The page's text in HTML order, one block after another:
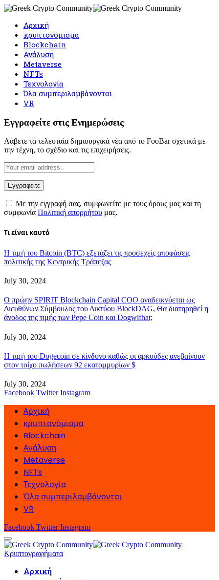
Αρχική
κρυπτονόμισμα
Blockchain
Ανάλυση
Metaverse
NFTs
Τεχνολογία
Όλα συμπεριλαμβάνονται
VR
Εγγραφείτε στις Ενημερώσεις
Λάβετε τα τελευταία δημιουργικά νέα από το FooBar σχετικά με
την τέχνη, το σχέδιο και τις επιχειρήσεις.
Με την εγγραφή σας, συμφωνείτε με τους όρους μας και τη
συμφωνία Πολιτική απορρήτου μας.
Τι είναι καυτό
Η τιμή του Bitcoin (BTC) εξετάζει τις προσεχείς αποφάσεις
πολιτικής της Κεντρικής Τράπεζας
July 30, 2024
Ο πρώην SPIRIT Blockchain Capital COO αναδεικνύεται ως
Διευθύνων Σύμβουλος του Δικτύου BlockDAG, Θα διατηρηθεί η
άνοδος της τιμής των Pepe Coin και Dogwifhat;
July 30, 2024
Η τιμή του Dogecoin σε κίνδυνο καθώς οι αρκούδες ανεβαίνουν
στον τοίχο πωλήσεων 92 εκατομμυρίων $
July 30, 2024
Facebook Twitter Instagram
Αρχική
κρυπτονόμισμα
Blockchain
Ανάλυση
Metaverse
NFTs
Τεχνολογία
Όλα συμπεριλαμβάνονται
VR
Facebook Twitter Instagram
Κρυπτογραφήματα
Αρχική